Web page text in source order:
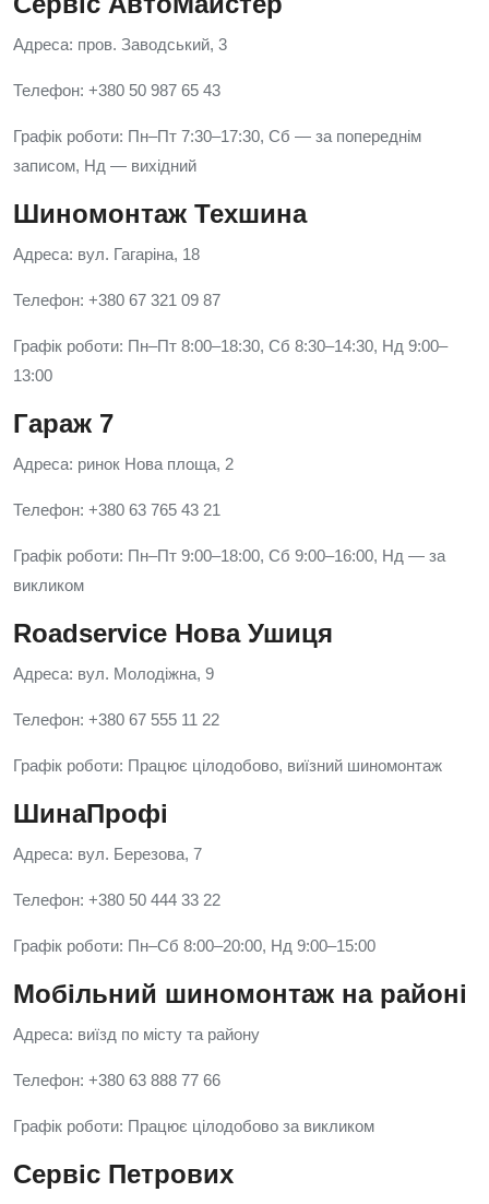
Адреса: пров. Заводський, 3
Телефон: +380 50 987 65 43
Графік роботи: Пн–Пт 7:30–17:30, Сб — за попереднім
записом, Нд — вихідний
Шиномонтаж Техшина
Адреса: вул. Гагаріна, 18
Телефон: +380 67 321 09 87
Графік роботи: Пн–Пт 8:00–18:30, Сб 8:30–14:30, Нд 9:00–
13:00
Гараж 7
Адреса: ринок Нова площа, 2
Телефон: +380 63 765 43 21
Графік роботи: Пн–Пт 9:00–18:00, Сб 9:00–16:00, Нд — за
викликом
Roadservice Нова Ушиця
Адреса: вул. Молодіжна, 9
Телефон: +380 67 555 11 22
Графік роботи: Працює цілодобово, виїзний шиномонтаж
ШинаПрофі
Адреса: вул. Березова, 7
Телефон: +380 50 444 33 22
Графік роботи: Пн–Сб 8:00–20:00, Нд 9:00–15:00
Мобільний шиномонтаж на районі
Адреса: виїзд по місту та району
Телефон: +380 63 888 77 66
Графік роботи: Працює цілодобово за викликом
Сервіс Петрових